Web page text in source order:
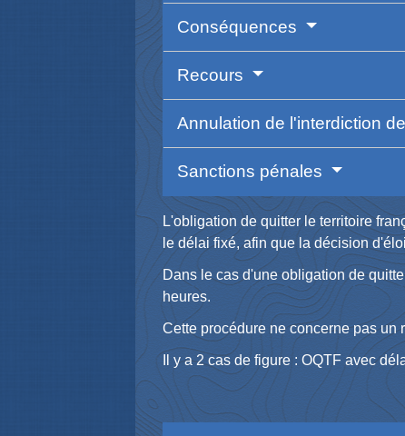
Conséquences
Recours
Annulation de l'interdiction
Sanctions pénales
L'obligation de quitter le territoire
le délai fixé, afin que la décision
Dans le cas d'une obligation de
heures.
Cette procédure ne concerne pas un
Il y a 2 cas de figure : OQTF avec